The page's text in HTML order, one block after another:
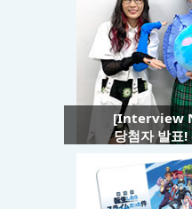
[Interview
당첨자 발표!